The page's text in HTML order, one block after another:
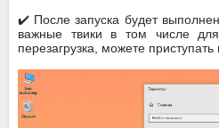
✔️ После запуска будет
важные твики в том числе
перезагрузка, можете приступать